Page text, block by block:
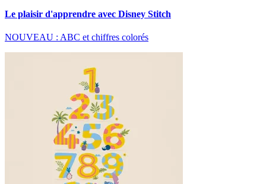
Le plaisir d'apprendre avec Disney Stitch
NOUVEAU : ABC et chiffres colorés